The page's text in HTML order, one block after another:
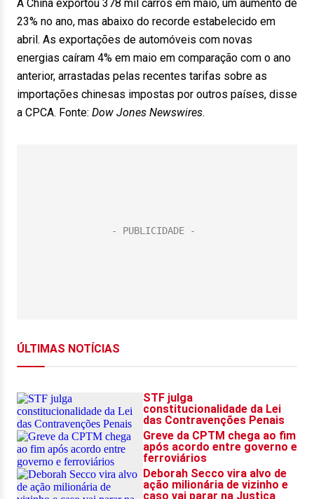
A China exportou 378 mil carros em maio, um aumento de
23% no ano, mas abaixo do recorde estabelecido em
abril. As exportações de automóveis com novas
energias caíram 4% em maio em comparação com o ano
anterior, arrastadas pelas recentes tarifas sobre as
importações chinesas impostas por outros países, disse
a CPCA. Fonte: Dow Jones Newswires.